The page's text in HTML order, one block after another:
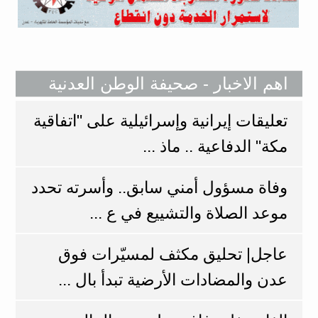
اهم الاخبار - صحيفة الوطن العدنية
تعليقات إيرانية وإسرائيلية على "اتفاقية
مكة" الدفاعية .. ماذ ...
وفاة مسؤول أمني سابق.. وأسرته تحدد
موعد الصلاة والتشييع في ع ...
عاجل| تحليق مكثف لمسيّرات فوق
عدن والمضادات الأرضية تبدأ بال ...